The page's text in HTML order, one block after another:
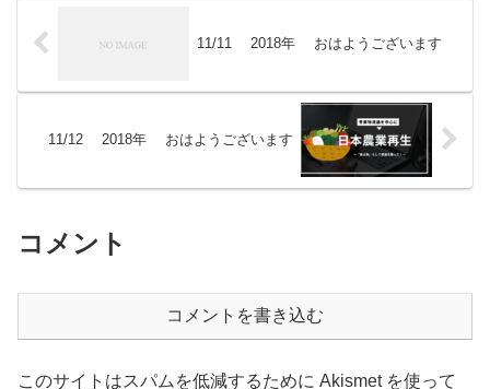
11/11 2018年 おはようございます
11/12 2018年 おはようございます
コメント
コメントを書き込む
このサイトはスパムを低減するために Akismet を使って